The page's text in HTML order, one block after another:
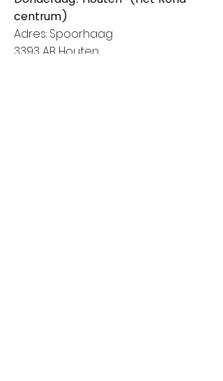
centrum)
Adres: Spoorhaag
3393 AB Houten